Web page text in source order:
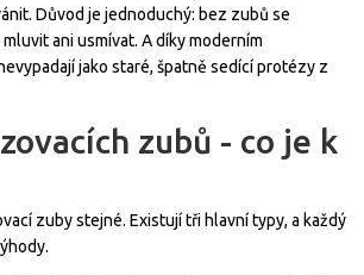
Důvod je jednoduchý: bez zubů se
ani usmívat. A díky moderním
jako staré, špatně sedící protézy z
zubů - co je k
zuby stejné. Existují tři hlavní typy, a každý